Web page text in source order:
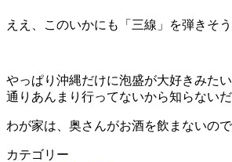
ええ、このいかにも「三線」を弾きそ
やっぱり沖縄だけに泡盛が大好きみた
通りあんまり行ってないから知らないだ
わが家は、奥さんがお酒を飲まないの
カテゴリー